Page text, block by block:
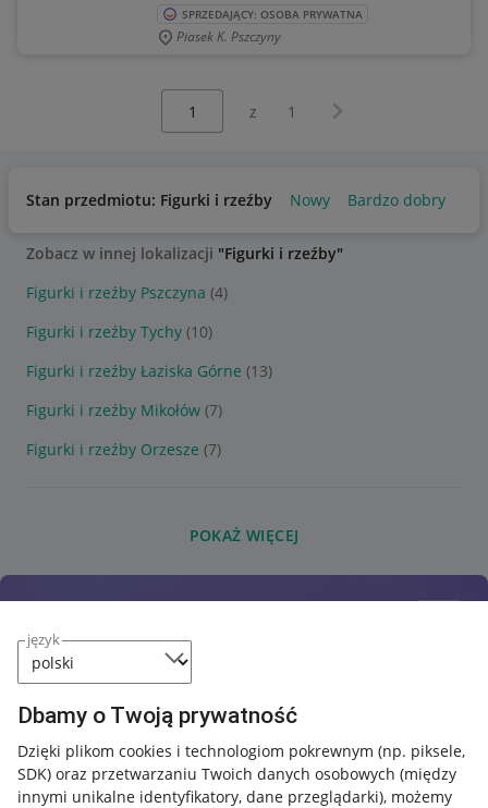
język
Dbamy o Twoją prywatność
Dzięki plikom cookies i technologiom pokrewnym (np. piksele,
SDK) oraz przetwarzaniu Twoich danych osobowych (między
innymi unikalne identyfikatory, dane przeglądarki), możemy
SPRZEDAJĄCY: OSOBA PRYWATNA
Piasek K. Pszczyny
z 1 Następna strona
Stan przedmiotu: Figurki i rzeźby Nowy Bardzo dobry
Zobacz w innej lokalizacji "Figurki i rzeźby"
Figurki i rzeźby Pszczyna (4)
Figurki i rzeźby Tychy (10)
Figurki i rzeźby Łaziska Górne (13)
Figurki i rzeźby Mikołów (7)
Figurki i rzeźby Orzesze (7)
POKAŻ WIĘCEJ